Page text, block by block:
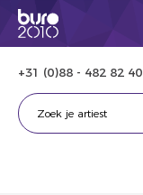
+31 (0)88 - 482 82 40